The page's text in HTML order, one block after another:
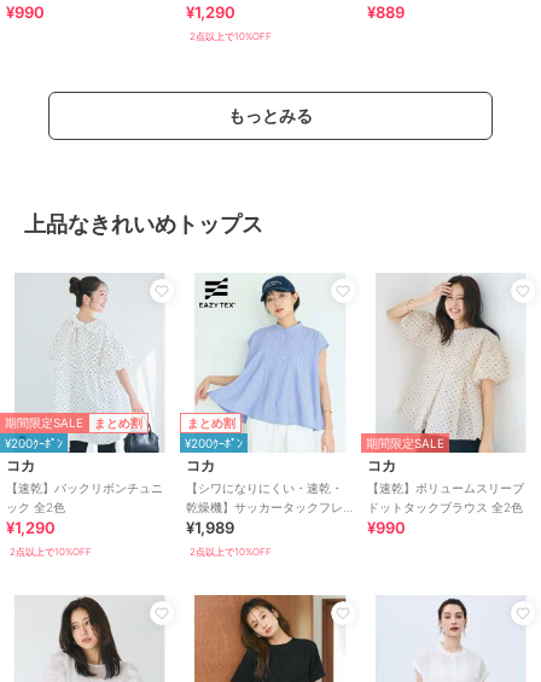
¥990 ¥1,290
2点以上で10%OFF
¥889
もっとみる
上品なきれいめトップス
期間限定SALE まとめ割
¥200ｸｰﾎﾟﾝ
コカ
【速乾】バックリボンチュニ
ック 全2色
¥1,290
2点以上で10%OFF
まとめ割
¥200ｸｰﾎﾟﾝ
コカ
【シワになりにくい・速乾・
乾燥機】サッカータックフレ
アブラウス 全2色
¥1,989
2点以上で10%OFF
期間限定SALE
コカ
【速乾】ボリュームスリーブ
ドットタックブラウス 全2色
¥990